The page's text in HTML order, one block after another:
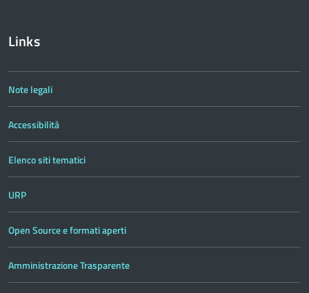
Links
Note legali
Accessibilità
Elenco siti tematici
URP
Open Source e formati aperti
Amministrazione Trasparente